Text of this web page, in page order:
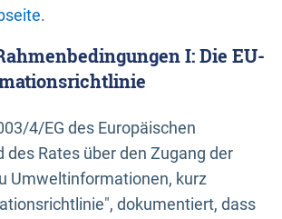
.
I: Die EU-
4/EG des Europäischen
des Rates über den Zugang der
Umweltinformationen, kurz
dokumentiert, dass